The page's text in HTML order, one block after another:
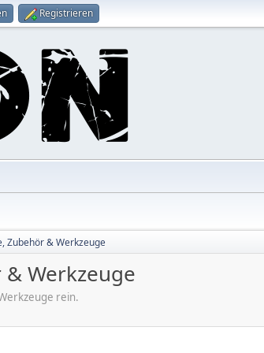
Registrieren
Zubehör & Werkzeuge
Werkzeuge
rein.